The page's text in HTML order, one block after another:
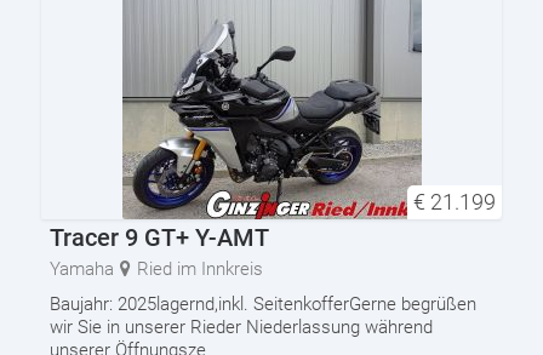
€ 21.199
Tracer 9 GT+ Y-AMT
Yamaha
Ried im Innkreis
Baujahr: 2025lagernd,inkl. SeitenkofferGerne begrüßen
wir Sie in unserer Rieder Niederlassung während
unserer Öffnungsze